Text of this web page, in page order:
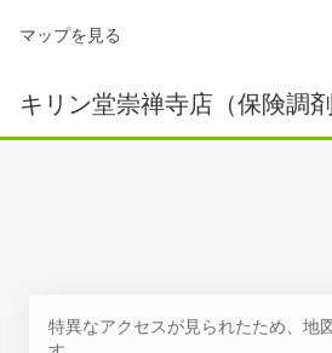
マップを見る
キリン堂崇禅寺店（保険調剤
特異なアクセスが見られたため、地